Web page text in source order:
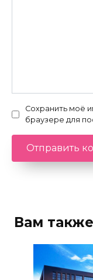
Сохранить моё
браузере для
Вам